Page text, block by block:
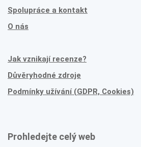
Spolupráce a kontakt
O nás
Jak vznikají recenze?
Důvěryhodné zdroje
Podmínky užívání (GDPR, Cookies)
Prohledejte celý web